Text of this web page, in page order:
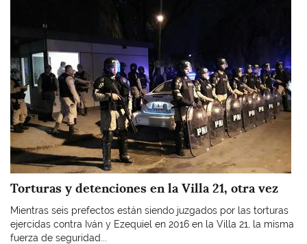
Torturas y detenciones en la Villa 21, otra vez
Mientras seis prefectos están siendo juzgados por las torturas
ejercidas contra Iván y Ezequiel en 2016 en la Villa 21, la misma
fuerza de seguridad...